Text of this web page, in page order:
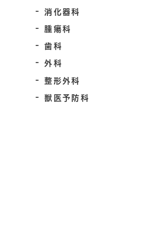
消化器科
腫瘍科
歯科
外科
整形外科
獣医予防科